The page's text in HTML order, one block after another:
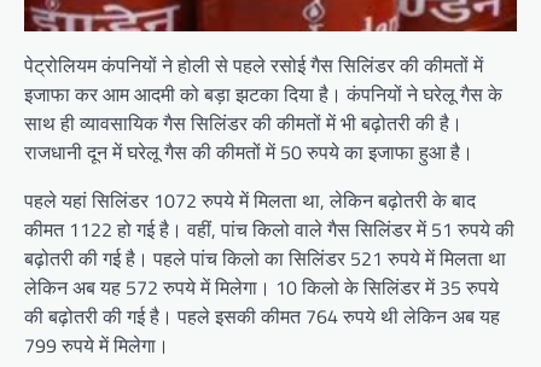
पेट्रोलियम कंपनियों ने होली से पहले रसोई गैस सिलिंडर की कीमतों में
इजाफा कर आम आदमी को बड़ा झटका दिया है। कंपनियों ने घरेलू गैस के
साथ ही व्यावसायिक गैस सिलिंडर की कीमतों में भी बढ़ोतरी की है।
राजधानी दून में घरेलू गैस की कीमतों में 50 रुपये का इजाफा हुआ है।
पहले यहां सिलिंडर 1072 रुपये में मिलता था, लेकिन बढ़ोतरी के बाद
कीमत 1122 हो गई है। वहीं, पांच किलो वाले गैस सिलिंडर में 51 रुपये की
बढ़ोतरी की गई है। पहले पांच किलो का सिलिंडर 521 रुपये में मिलता था
लेकिन अब यह 572 रुपये में मिलेगा। 10 किलो के सिलिंडर में 35 रुपये
की बढ़ोतरी की गई है। पहले इसकी कीमत 764 रुपये थी लेकिन अब यह
799 रुपये में मिलेगा।